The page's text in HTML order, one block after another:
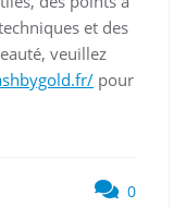
et des
veuillez
pour
0